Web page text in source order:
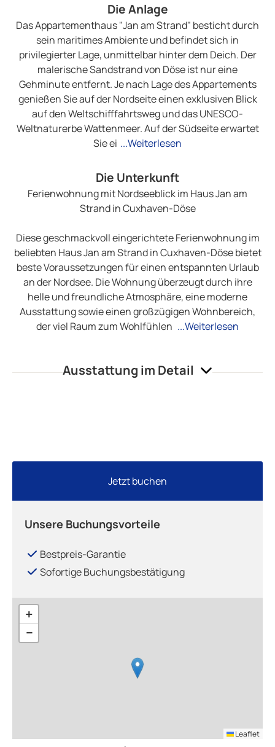
Die Anlage
Das Appartementhaus "Jan am Strand" besticht durch
sein maritimes Ambiente und befindet sich in
privilegierter Lage, unmittelbar hinter dem Deich. Der
malerische Sandstrand von Döse ist nur eine
Gehminute entfernt. Je nach Lage des Appartements
genießen Sie auf der Nordseite einen exklusiven Blick
auf den Weltschifffahrtsweg und das UNESCO-
Weltnaturerbe Wattenmeer. Auf der Südseite erwartet
Sie ei ...Weiterlesen
Die Unterkunft
Ferienwohnung mit Nordseeblick im Haus Jan am
Strand in Cuxhaven-Döse
Diese geschmackvoll eingerichtete Ferienwohnung im
beliebten Haus Jan am Strand in Cuxhaven-Döse bietet
beste Voraussetzungen für einen entspannten Urlaub
an der Nordsee. Die Wohnung überzeugt durch ihre
helle und freundliche Atmosphäre, eine moderne
Ausstattung sowie einen großzügigen Wohnbereich,
der viel Raum zum Wohlfühlen ...Weiterlesen
Ausstattung im Detail
Jetzt buchen
Unsere Buchungsvorteile
Bestpreis-Garantie
Sofortige Buchungsbestätigung
+
−
Leaflet